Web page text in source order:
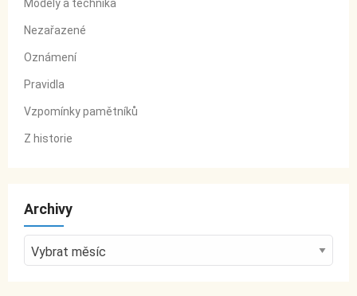
Modely a technika
Nezařazené
Oznámení
Pravidla
Vzpomínky pamětníků
Z historie
Archivy
r